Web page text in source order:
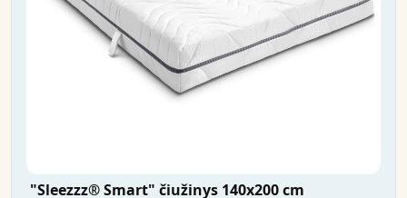
"Sleezzz® Smart" čiužinys 140x200 cm